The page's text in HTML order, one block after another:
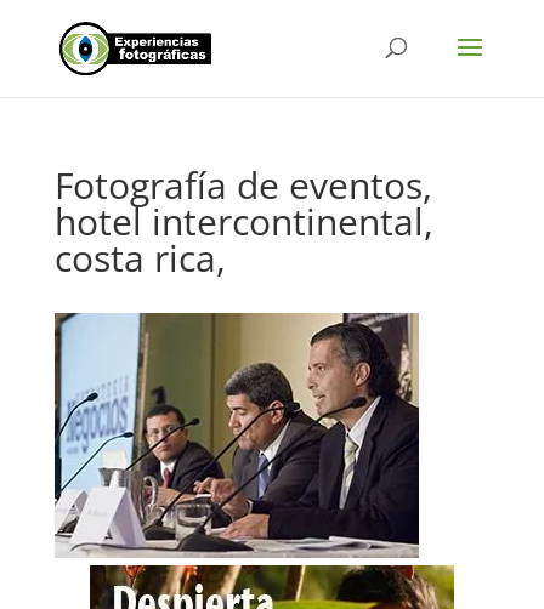
Fotografía de eventos,
hotel intercontinental,
costa rica,